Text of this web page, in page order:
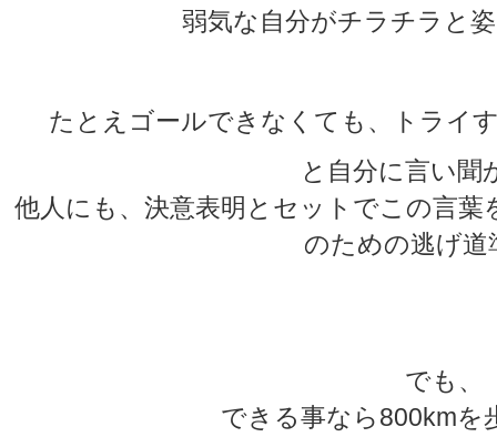
弱気な自分がチラチラと
たとえゴールできなくても、トライ
と自分に言い聞
他人にも、決意表明とセットでこの言
のための逃げ道
でも、
できる事なら800kmを